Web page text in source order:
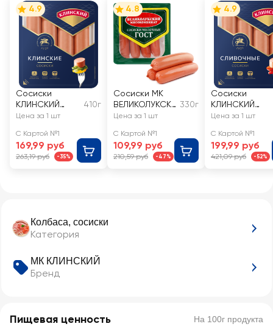
Колбаса, сосиски
Категория
МК КЛИНСКИЙ
Бренд
Пищевая ценность На 100г продукта
4.9
Сосиски
КЛИНСКИЙ
Клинские
410г
Цена за 1 шт
С Картой №1
169,99 руб
263,19 руб -35%
4.8
Сосиски МК
ВЕЛИКОЛУКСКИ
Й
Т
330г
Цена за 1 шт
С Картой №1
109,99 руб
210,59 руб -47%
4.9
Сосиски
КЛИНСКИЙ
Сливочные
Цена за 1 шт
С Картой №1
199,99 руб
421,09 руб -52%